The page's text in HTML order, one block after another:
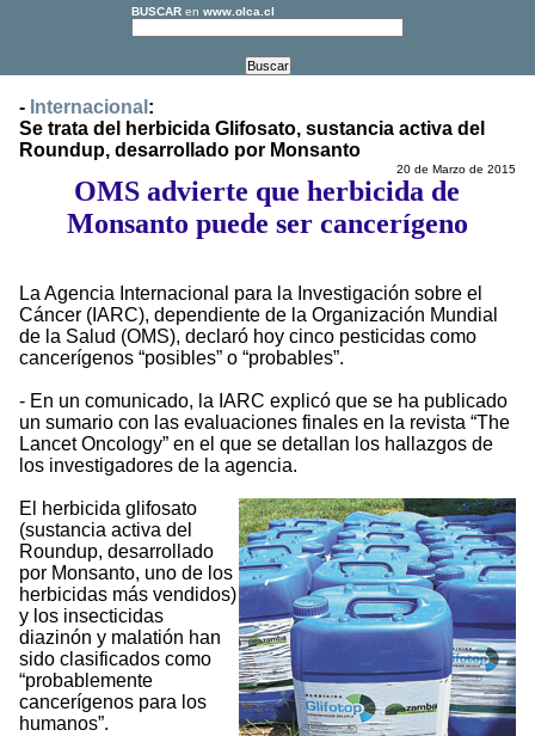
BUSCAR en www.olca.cl
- Internacional :
Se trata del herbicida Glifosato, sustancia activa del
Roundup, desarrollado por Monsanto
20 de Marzo de 2015
OMS advierte que herbicida de
Monsanto puede ser cancerígeno
La Agencia Internacional para la Investigación sobre el
Cáncer (IARC), dependiente de la Organización Mundial
de la Salud (OMS), declaró hoy cinco pesticidas como
cancerígenos “posibles” o “probables”.
- En un comunicado, la IARC explicó que se ha publicado
un sumario con las evaluaciones finales en la revista “The
Lancet Oncology” en el que se detallan los hallazgos de
los investigadores de la agencia.
El herbicida glifosato
(sustancia activa del
Roundup, desarrollado
por Monsanto, uno de los
herbicidas más vendidos)
y los insecticidas
diazinón y malatión han
sido clasificados como
“probablemente
cancerígenos para los
humanos”.